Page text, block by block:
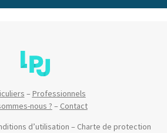
– Professionnels
nous ? – Contact
d’utilisation – Charte de protection